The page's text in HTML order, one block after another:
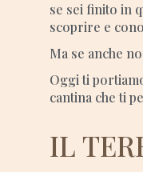
se sei finito in
scoprire e
Ma se anche
Oggi ti
cantina che ti
IL